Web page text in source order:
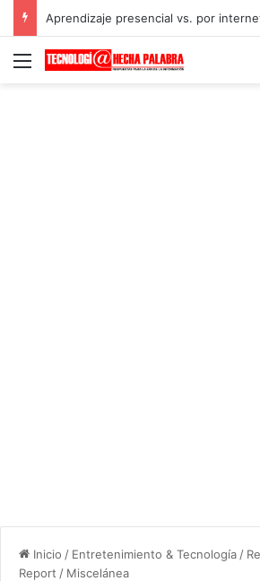
Aprendizaje presencial vs. por
Menú
Inicio / Entretenimiento & Tecnología /
Report / Miscelánea